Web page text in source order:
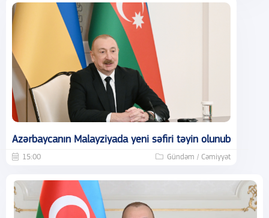
Azərbaycanın Malayziyada yeni səfiri təyin olunub
15:00 Gündəm / Cəmiyyət